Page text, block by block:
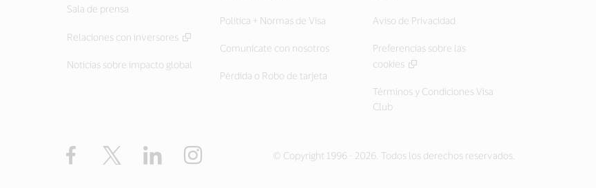
Sala de prensa
Relaciones con inversores
Noticias sobre impacto global
Política + Normas de Visa
Comunícate con nosotros
Pérdida o Robo de tarjeta
Aviso de Privacidad
Preferencias sobre las
cookies
Términos y Condiciones Visa
Club
Facebook Twitter LinkedIn © Copyright 1996 - 2026. Todos los derechos reservados.